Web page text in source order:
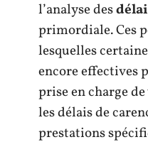
l’analyse des
primordiale. Ces
lesquelles
encore effectives
prise en charge
les délais de
prestations